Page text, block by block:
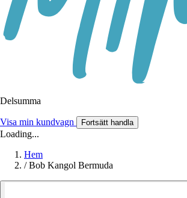
Delsumma
Visa min kundvagn Fortsätt handla
Loading...
Hem
/ Bob Kangol Bermuda